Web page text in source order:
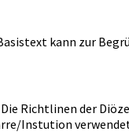
kann zur
Richtlinen der
Instution